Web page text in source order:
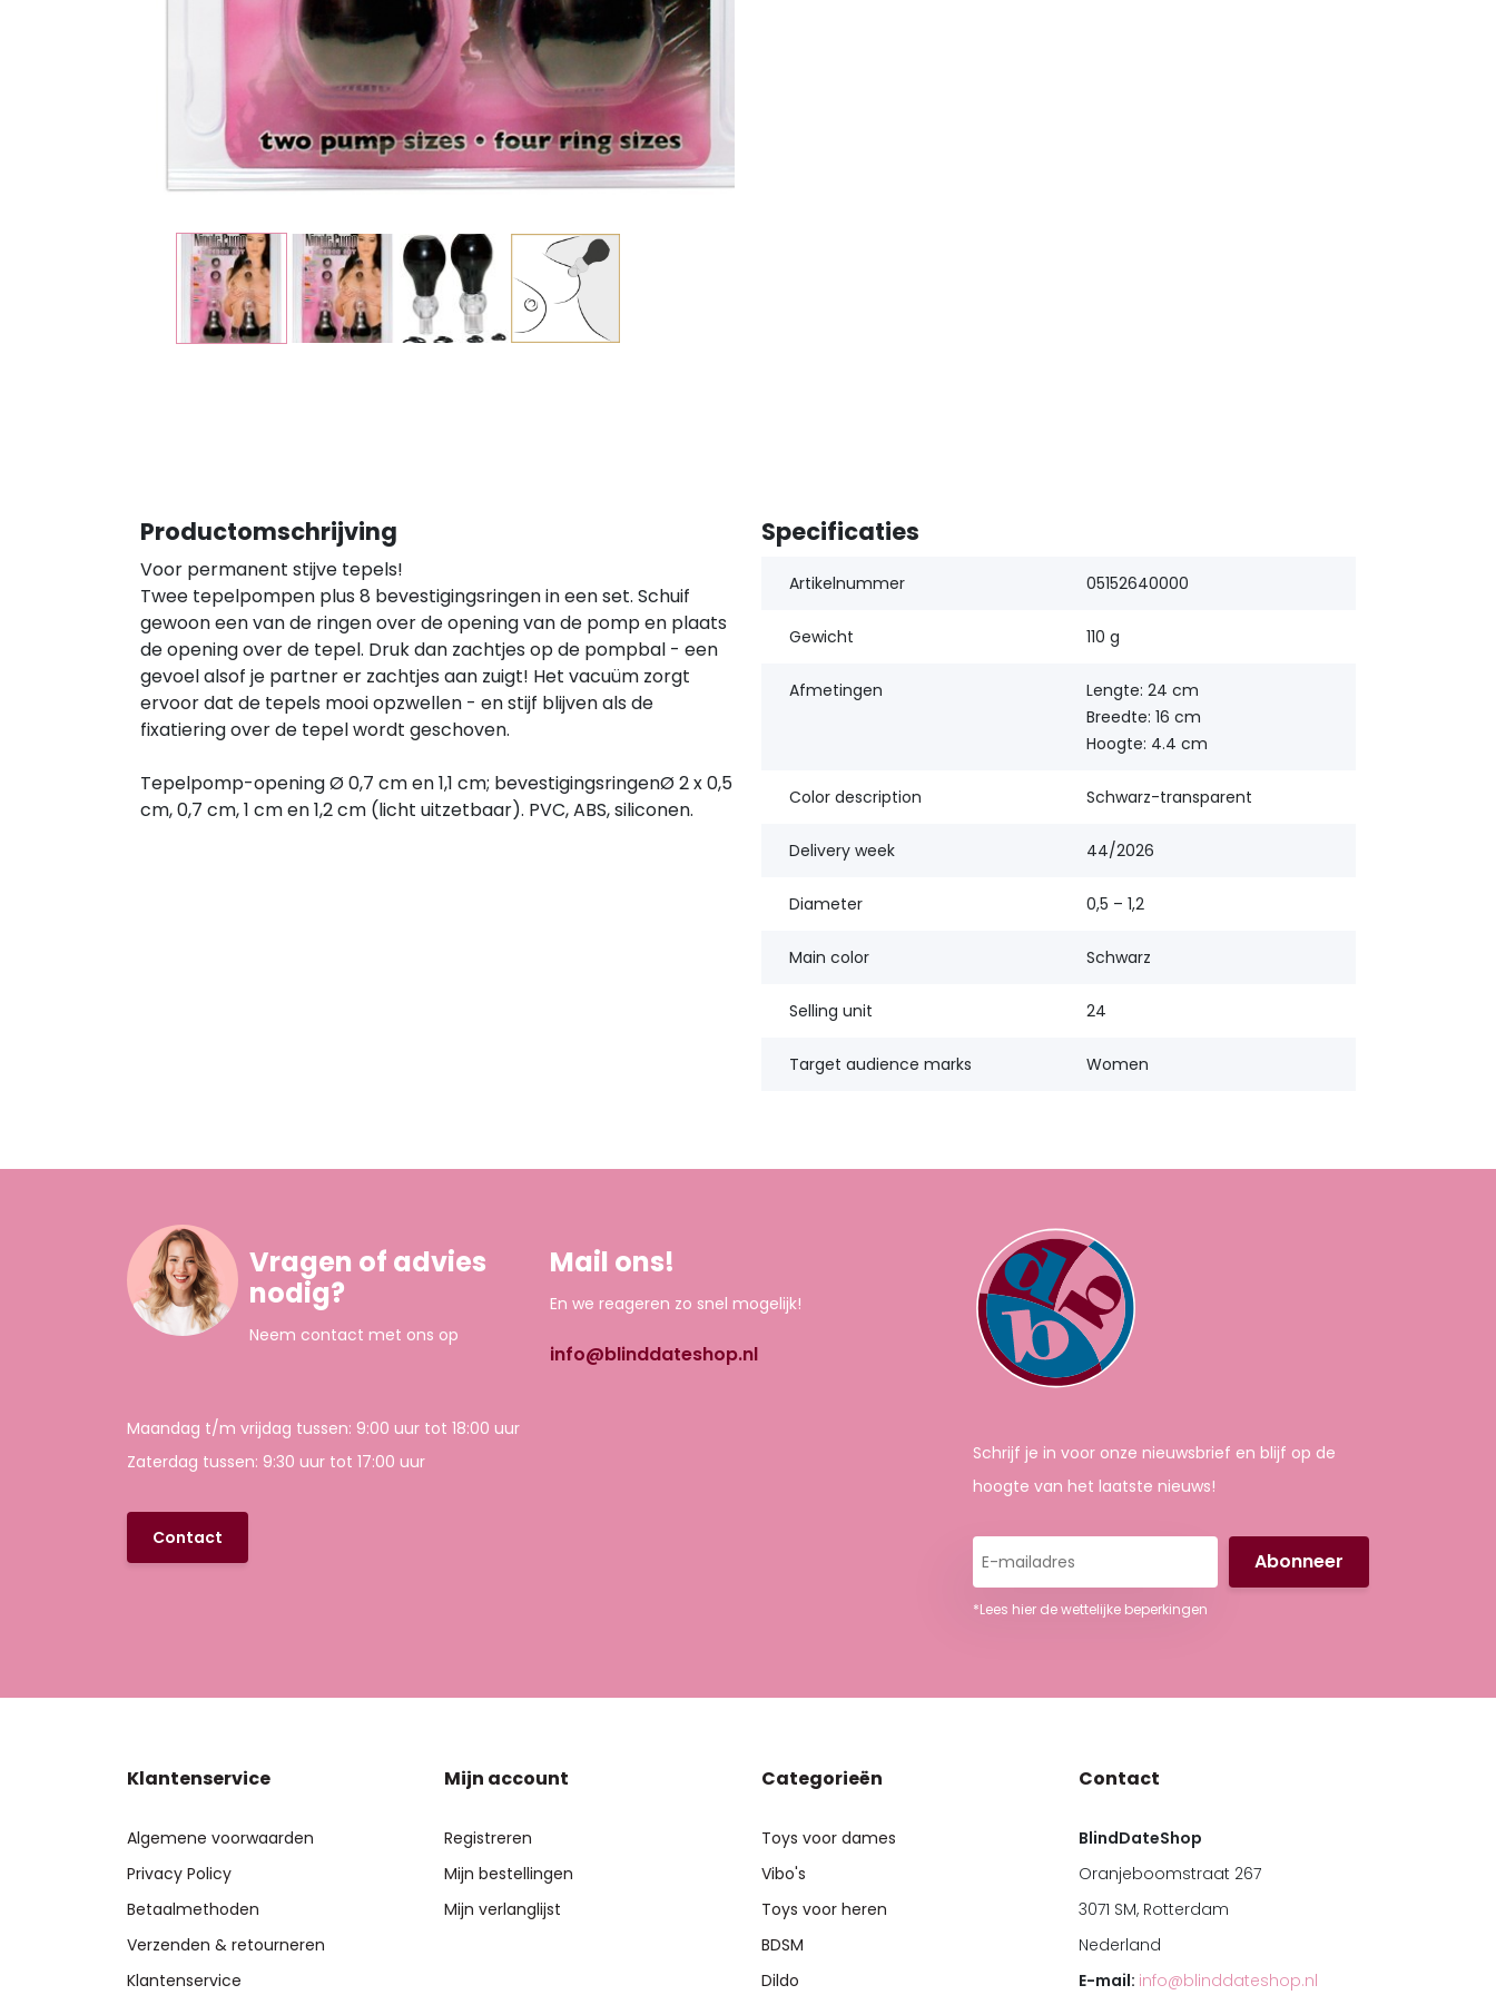
Productomschrijving
Voor permanent stijve tepels!
Twee tepelpompen plus 8 bevestigingsringen in een set. Schuif
gewoon een van de ringen over de opening van de pomp en plaats
de opening over de tepel. Druk dan zachtjes op de pompbal - een
gevoel alsof je partner er zachtjes aan zuigt! Het vacuüm zorgt
ervoor dat de tepels mooi opzwellen - en stijf blijven als de
fixatiering over de tepel wordt geschoven.
Tepelpomp-opening Ø 0,7 cm en 1,1 cm; bevestigingsringenØ 2 x 0,5
cm, 0,7 cm, 1 cm en 1,2 cm (licht uitzetbaar). PVC, ABS, siliconen.
Specificaties
Artikelnummer 05152640000
Gewicht 110 g
Afmetingen
Lengte: 24 cm
Breedte: 16 cm
Hoogte: 4.4 cm
Color description Schwarz-transparent
Delivery week 44/2026
Diameter 0,5 – 1,2
Main color Schwarz
Selling unit 24
Target audience marks Women
Vragen of advies
nodig?
Neem contact met ons op
Maandag t/m vrijdag tussen: 9:00 uur tot 18:00 uur
Zaterdag tussen: 9:30 uur tot 17:00 uur
Contact
Mail ons!
En we reageren zo snel mogelijk!
info@blinddateshop.nl
Schrijf je in voor onze nieuwsbrief en blijf op de
hoogte van het laatste nieuws!
E-
mailadres
*Lees hier de wettelijke beperkingen
Klantenservice
Algemene voorwaarden
Privacy Policy
Betaalmethoden
Verzenden & retourneren
Klantenservice
Mijn account
Registreren
Mijn bestellingen
Mijn verlanglijst
Categorieën
Toys voor dames
Vibo's
Toys voor heren
BDSM
Dildo
Contact
BlindDateShop
Oranjeboomstraat 267
3071 SM, Rotterdam
Nederland
E-mail: info@blinddateshop.nl